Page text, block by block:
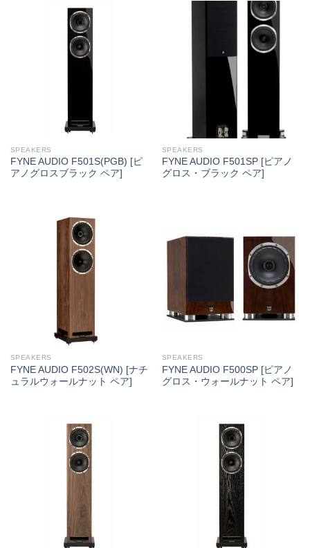
SPEAKERS
FYNE AUDIO F501S(PGB) [ピ
アノグロスブラック ペア]
SPEAKERS
FYNE AUDIO F501SP [ピアノ
グロス・ブラック ペア]
SPEAKERS
FYNE AUDIO F502S(WN) [ナチ
ュラルウォールナット ペア]
SPEAKERS
FYNE AUDIO F500SP [ピアノ
グロス・ウォールナット ペア]